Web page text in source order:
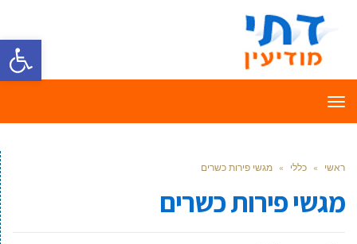
פתח
תפריט
ראשי » כללי » מגשי פירות כשרים
מגשי פירות כשרים